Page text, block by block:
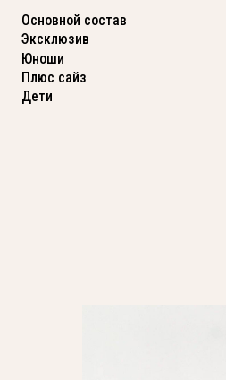
Дети
Плюс сайз
Юноши
Эксклюзив
Основной состав